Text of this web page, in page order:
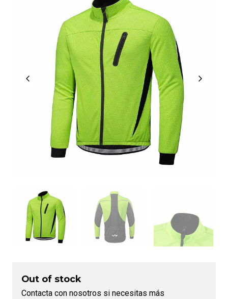
Out of stock
Contacta con nosotros si necesitas más